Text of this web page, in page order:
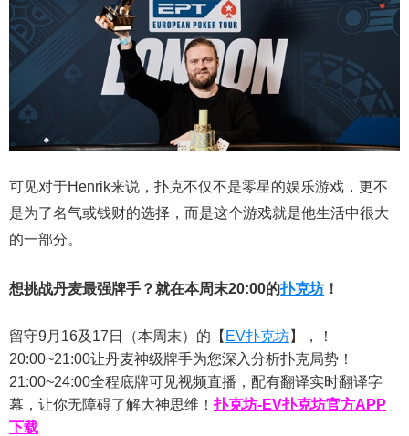
可见对于Henrik来说，扑克不仅不是零星的娱乐游戏，更不
是为了名气或钱财的选择，而是这个游戏就是他生活中很大
的一部分。
想挑战丹麦最强牌手？就在本周末20:00的扑克坊 ！
留守9月16及17日（本周末）的【 EV扑克坊】，！
20:00~21:00让丹麦神级牌手为您深入分析扑克局势！
21:00~24:00全程底牌可见视频直播，配有翻译实时翻译字
幕，让你无障碍了解大神思维！扑克坊-EV扑克坊官方APP
下载